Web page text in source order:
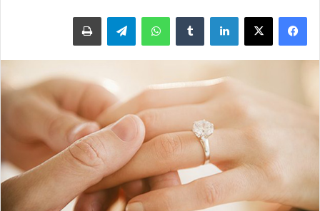
فیسبوک لینکدین واتس آپ